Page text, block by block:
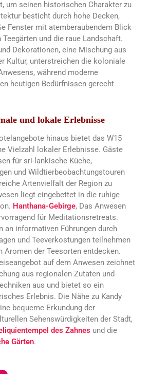
um seinen historischen Charakter zu
besticht durch hohe Decken,
Fenster mit atemberaubendem Blick
und die raue Landschaft.
Dekorationen, eine Mischung aus
Kultur, unterstreichen die koloniale
während moderne
heutigen Bedürfnissen gerecht
und lokale Erlebnisse
hinaus bietet das W15
Vielzahl lokaler Erlebnisse. Gäste
für sri-lankische Küche,
und Wildtierbeobachtungstouren
Artenvielfalt der Region zu
liegt eingebettet in die ruhige
Hanthana-Gebirge, Das Anwesen
für Meditationsretreats.
an informativen Führungen durch
und Teeverkostungen teilnehmen
Aromen der Teesorten entdecken.
auf dem Anwesen zeichnet
aus regionalen Zutaten und
aus und bietet so ein
Erlebnis. Die Nähe zu Kandy
bequeme Erkundung der
Sehenswürdigkeiten der Stadt,
des Zahnes und die
Gärten.